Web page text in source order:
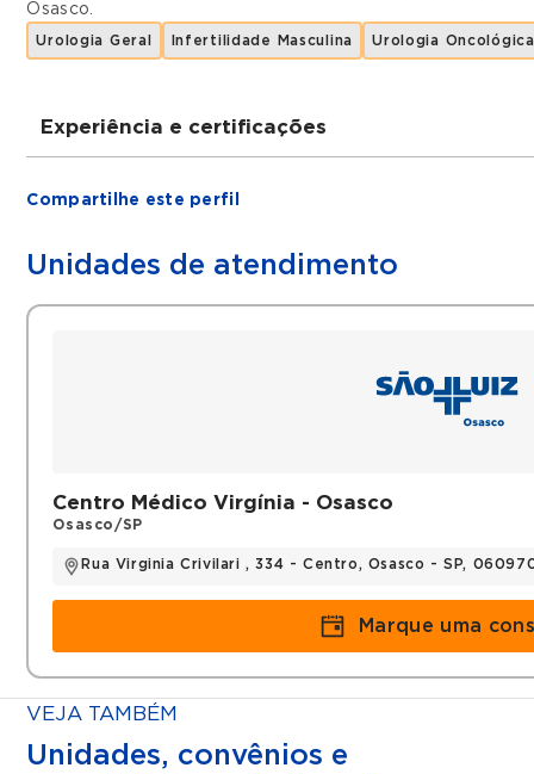
Osasco.
Urologia Geral Infertilidade Masculina Urologia Oncológica
Experiência e certificações
Residência de Cirurgia Geral no HC-FMUSP
Fellow de Uropediatria no HC-FMUSP
Histórico
Urologista do Hospital Santa Isabel
Urologista do Hospital São Luiz Osasco.
Fellow de Urologia Pediátrica do HC-FMUSP
Compartilhe este perfil
Unidades de atendimento
Centro Médico Virgínia - Osasco
Osasco/SP
Rua Virginia Crivilari , 334 - Centro, Osasco - SP,
Marque uma
VEJA TAMBÉM
Unidades, convênios e